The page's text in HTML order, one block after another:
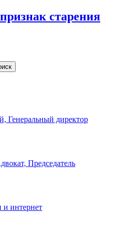
старения
Генеральный директор
Председатель
и интернет